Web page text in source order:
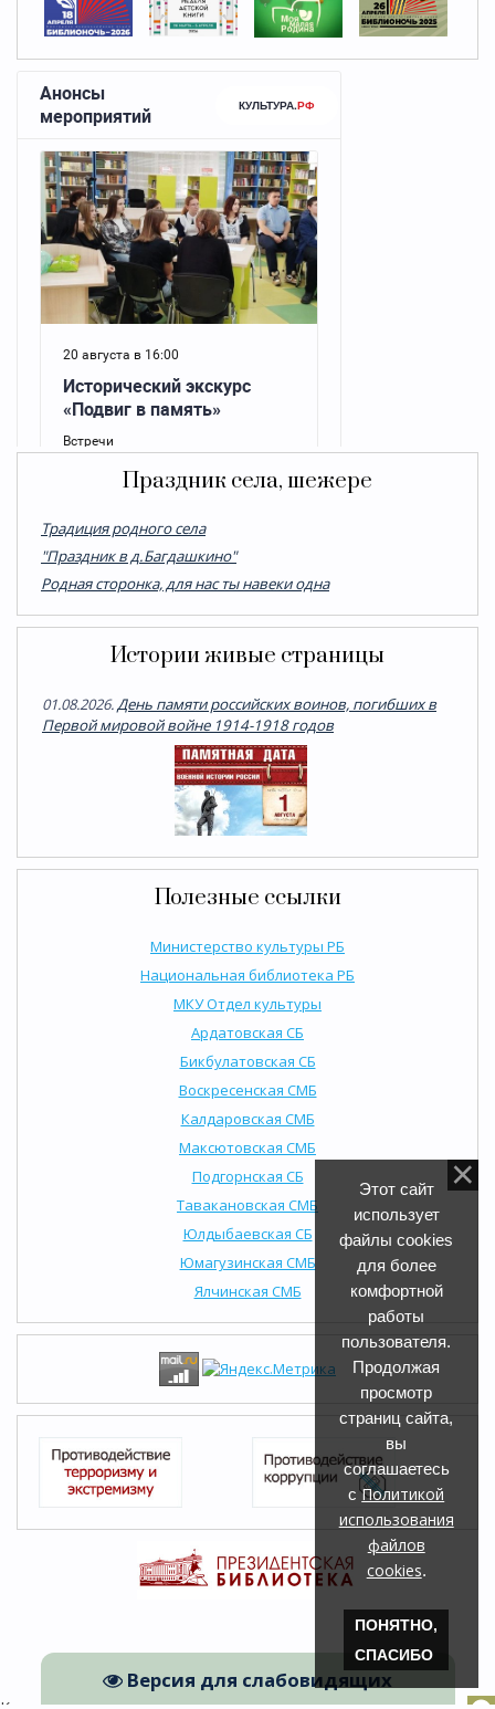
Версия для слабовидящих
Праздник села, шежере
Традиция родного села
"Праздник в д.Багдашкино"
Родная сторонка, для нас ты навеки одна
Истории живые страницы
01.08.2026.День памяти российских воинов, погибших в
Первой мировой войне 1914-1918 годов
Полезные ссылки
Министерство культуры РБ
Национальная библиотека РБ
МКУ Отдел культуры
Ардатовская СБ
Бикбулатовская СБ
Воскресенская СМБ
Калдаровская СМБ
Максютовская СМБ
Подгорнская СБ
Тавакановская СМБ
Юлдыбаевская СБ
Юмагузинская СМБ
Ялчинская СМБ
Этот сайт
использует
файлы cookies
для более
комфортной
работы
пользователя.
Продолжая
просмотр
страниц сайта,
вы
соглашаетесь
сПолитикой
использования
файлов
cookies.
ПОНЯТНО,
СПАСИБО